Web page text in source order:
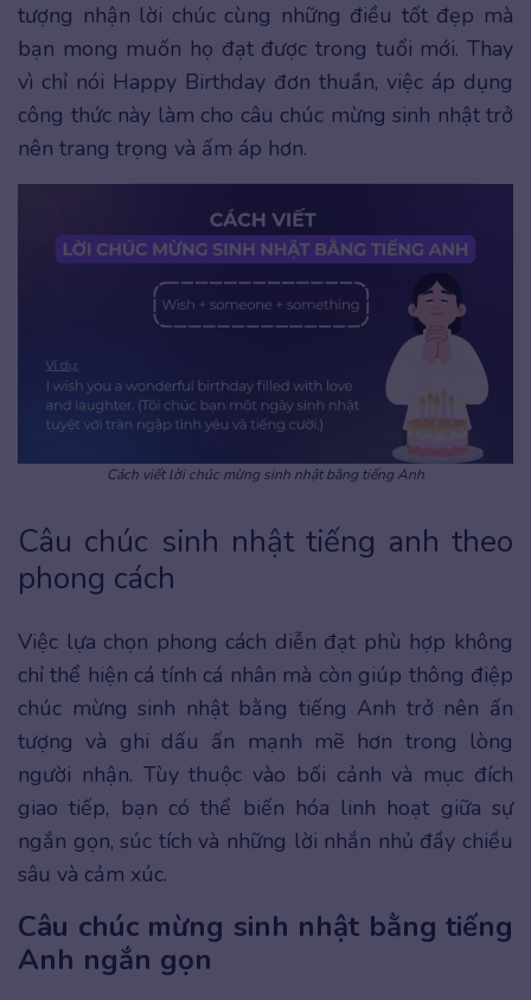
tượng nhận lời chúc cùng những điều tốt đẹp mà
bạn mong muốn họ đạt được trong tuổi mới. Thay
vì chỉ nói Happy Birthday đơn thuần, việc áp dụng
công thức này làm cho câu chúc mừng sinh nhật trở
nên trang trọng và ấm áp hơn.
Cách viết lời chúc mừng sinh nhật bằng tiếng Anh
Câu chúc sinh nhật tiếng anh theo
phong cách
Việc lựa chọn phong cách diễn đạt phù hợp không
chỉ thể hiện cá tính cá nhân mà còn giúp thông điệp
chúc mừng sinh nhật bằng tiếng Anh trở nên ấn
tượng và ghi dấu ấn mạnh mẽ hơn trong lòng
người nhận. Tùy thuộc vào bối cảnh và mục đích
giao tiếp, bạn có thể biến hóa linh hoạt giữa sự
ngắn gọn, súc tích và những lời nhắn nhủ đầy chiều
sâu và cảm xúc.
Câu chúc mừng sinh nhật bằng tiếng
Anh ngắn gọn